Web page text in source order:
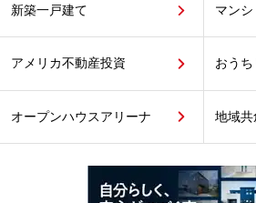
新築一戸建て マンシ
アメリカ不動産投資 おうち
オープンハウスアリーナ 地域共